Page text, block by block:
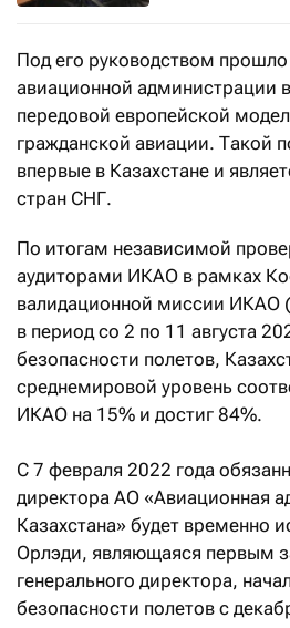
Под его руководством прошло
авиационной администрации
передовой европейской
гражданской авиации. Такой
впервые в Казахстане и
стран СНГ.
По итогам независимой
аудиторами ИКАО в рамках
валидационной миссии ИКАО
в период со 2 по 11 августа
безопасности полетов,
среднемировой уровень
ИКАО на 15% и достиг 84%.
С 7 февраля 2022 года
директора АО «Авиационная
Казахстана» будет временно
Орлэди, являющаяся первым
генерального директора,
безопасности полетов с